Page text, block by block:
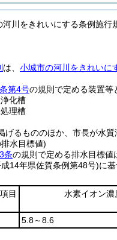
河川をきれいにする条例施行
は、 小城市の河川をきれいに
第4号の規則で定める装置等
化槽
理槽
げるもののほか、市長が水
水目標値)
条の規則で定める排水目標値
14年県佐賀条例第48号)に
項目
水素イオン濃
5.8～8.6